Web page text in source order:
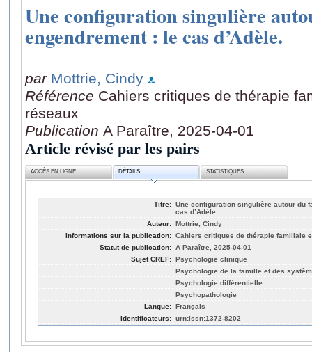
Une configuration singulière
engendrement : le cas d’Adèle.
par Mottrie, Cindy
Référence Cahiers critiques de thérapie
réseaux
Publication A Paraître, 2025-04-01
Article révisé par les pairs
ACCÈS EN LIGNE DÉTAILS STATISTIQUES
Titre: Une configuration singulière autour du
cas d’Adèle.
Auteur: Mottrie, Cindy
Informations sur la publication: Cahiers critiques de thérapie familiale
Statut de publication: A Paraître, 2025-04-01
Sujet CREF: Psychologie clinique
Psychologie de la famille et des
Psychologie différentielle
Psychopathologie
Langue: Français
Identificateurs: urn:issn:1372-8202